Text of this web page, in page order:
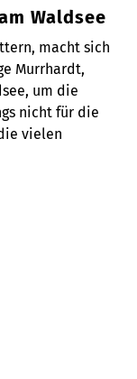
Waldsee
macht sich
Murrhardt,
um die
nicht für die
vielen